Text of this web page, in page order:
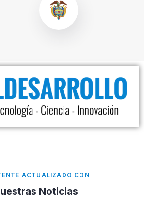
ACTUALIZADO CON
Noticias